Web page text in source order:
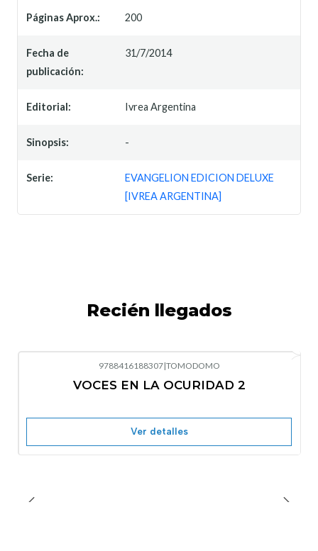
Páginas Aprox.: 200
Fecha de
publicación:
31/7/2014
Editorial: Ivrea Argentina
Sinopsis: -
Serie:
EVANGELION EDICION DELUXE
[IVREA ARGENTINA]
Recién llegados
9788416188307|TOMODOMO
VOCES EN LA OCURIDAD 2
Ver detalles